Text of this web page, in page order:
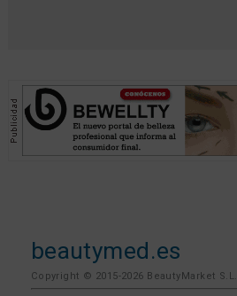
beautymed.es
Copyright © 2015-2026 BeautyMarket S.L.